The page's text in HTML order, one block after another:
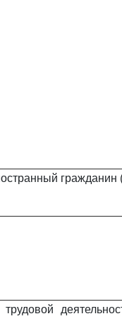
гражданин